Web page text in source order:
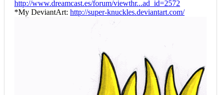
http://www.dreamcast.es/forum/viewthr...ad_id=2572
*My DeviantArt: http://super-knuckles.deviantart.com/